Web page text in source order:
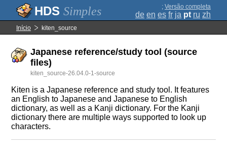
Simples ; Versão completa
de en es fr ja pt ru zh
Início kiten_source
Japanese reference/study tool (source
files)
kiten_source-26.04.0-1-source
Kiten is a Japanese reference and study tool. It features
an English to Japanese and Japanese to English
dictionary, as well as a Kanji dictionary. For the Kanji
dictionary there are multiple ways supported to look up
characters.